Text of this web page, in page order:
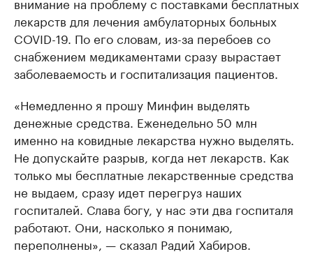
лекарств для лечения амбулаторных больных
COVID-19. По его словам, из-за перебоев со
снабжением медикаментами сразу вырастает
заболеваемость и госпитализация пациентов.
«Немедленно я прошу Минфин выделять
денежные средства. Еженедельно 50 млн
именно на ковидные лекарства нужно выделять.
Не допускайте разрыв, когда нет лекарств. Как
только мы бесплатные лекарственные средства
не выдаем, сразу идет перегруз наших
госпиталей. Слава богу, у нас эти два госпиталя
работают. Они, насколько я понимаю,
переполнены», — сказал Радий Хабиров.